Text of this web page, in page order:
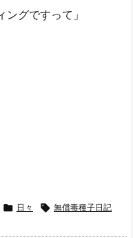
ングですって」
 日々  無償毒種子日記